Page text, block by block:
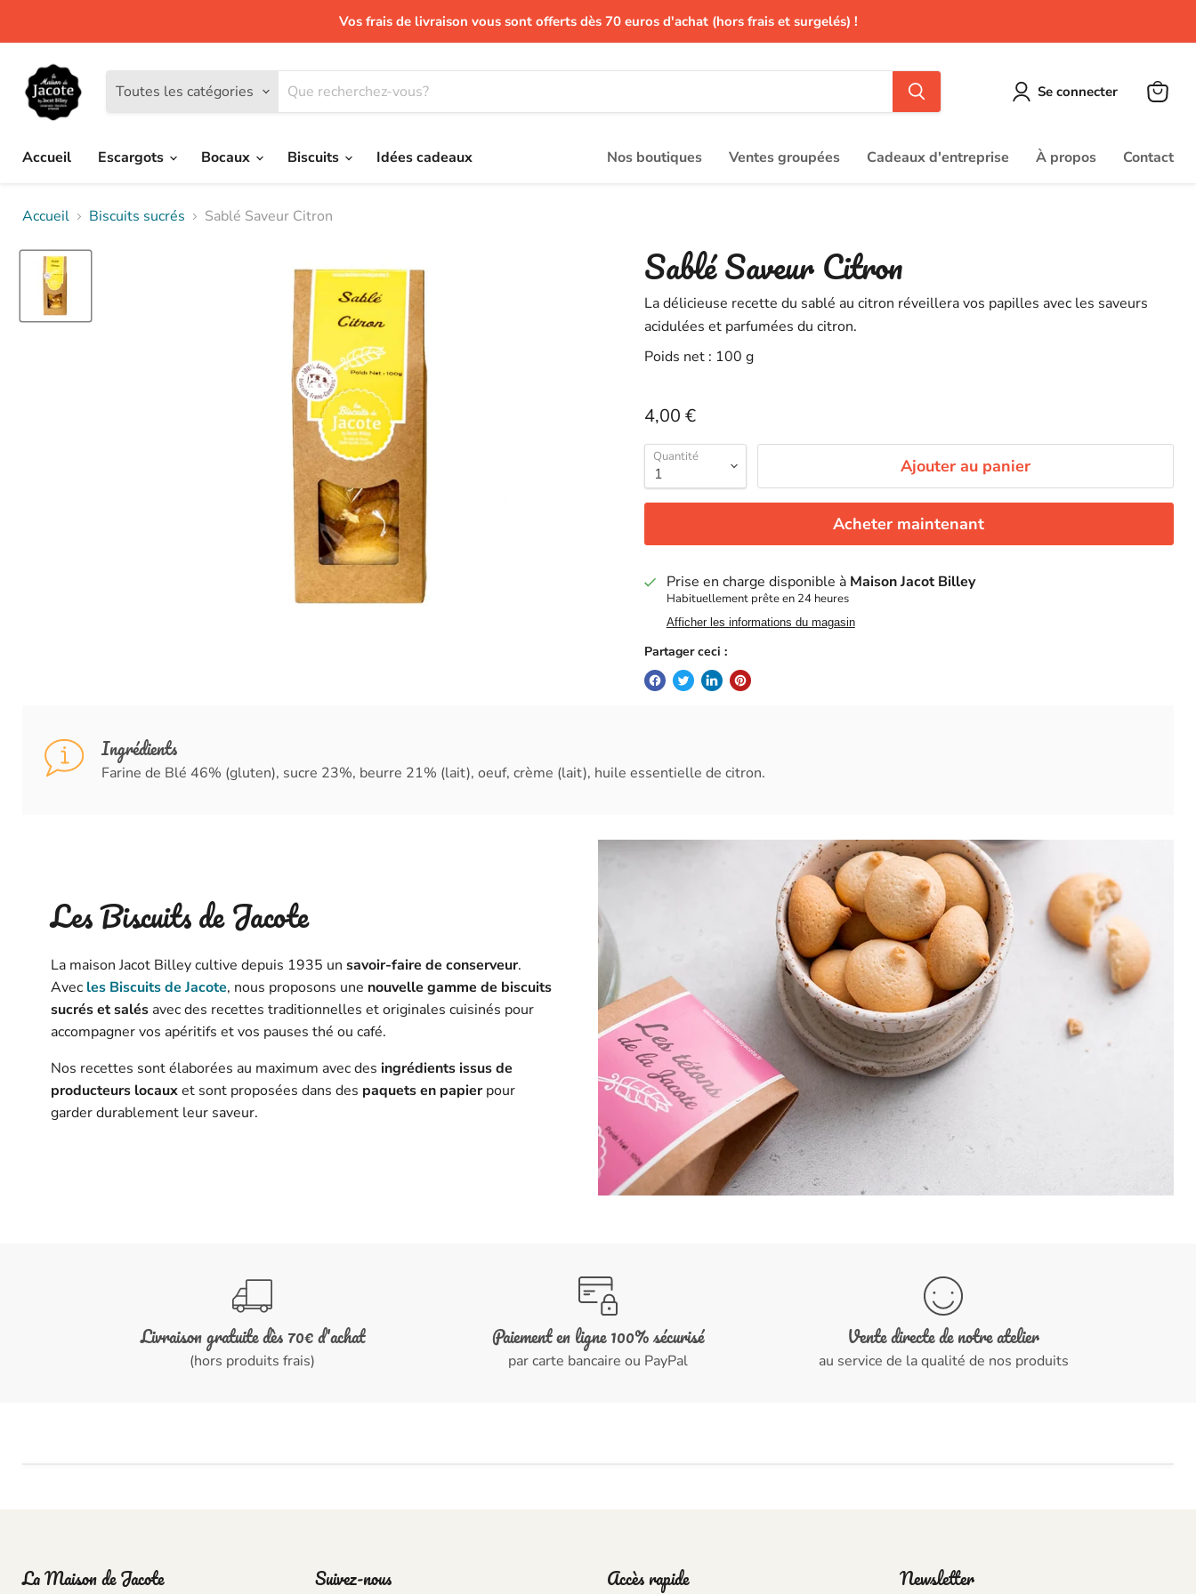
Vos frais de livraison vous sont offerts dès 70 euros d'achat (hors frais et surgelés) !
Toutes les catégories Se connecter
Accueil
Escargots Bocaux Biscuits Idées cadeaux Nos boutiques Ventes groupées Cadeaux d'entreprise À propos Contact
Accueil Biscuits sucrés Sablé Saveur Citron
Sablé Saveur Citron
La délicieuse recette du sablé au citron réveillera vos papilles avec les saveurs
acidulées et parfumées du citron.
Poids net : 100 g
Prix actuel
4,00 €
Quantité Ajouter au panier
Acheter maintenant
Prise en charge disponible à Maison Jacot Billey
Habituellement prête en 24 heures
Afficher les informations du magasin
Partager ceci :
Ingrédients
Farine de Blé 46% (gluten), sucre 23%, beurre 21% (lait), oeuf, crème (lait), huile essentielle de citron.
Les Biscuits de Jacote
La maison Jacot Billey cultive depuis 1935 un savoir-faire de conserveur.
Avec les Biscuits de Jacote, nous proposons une nouvelle gamme de biscuits
sucrés et salés avec des recettes traditionnelles et originales cuisinés pour
accompagner vos apéritifs et vos pauses thé ou café.
Nos recettes sont élaborées au maximum avec des ingrédients issus de
producteurs locauxet sont proposées dans des paquets en papierpour
garder durablement leur saveur.
Livraison gratuite dès 70€ d'achat
(hors produits frais)
Paiement en ligne 100% sécurisé
par carte bancaire ou PayPal
Vente directe de notre atelier
au service de la qualité de nos produits
La Maison de Jacote Suivez-nous Accès rapide Newsletter